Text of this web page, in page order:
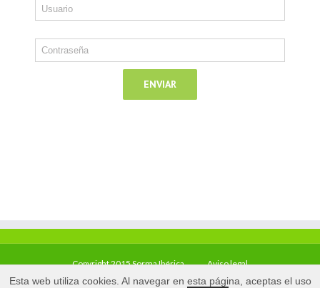
Copyright 2015 Sorma Ibérica Aviso legal
Esta web utiliza cookies. Al navegar en esta página, aceptas el uso